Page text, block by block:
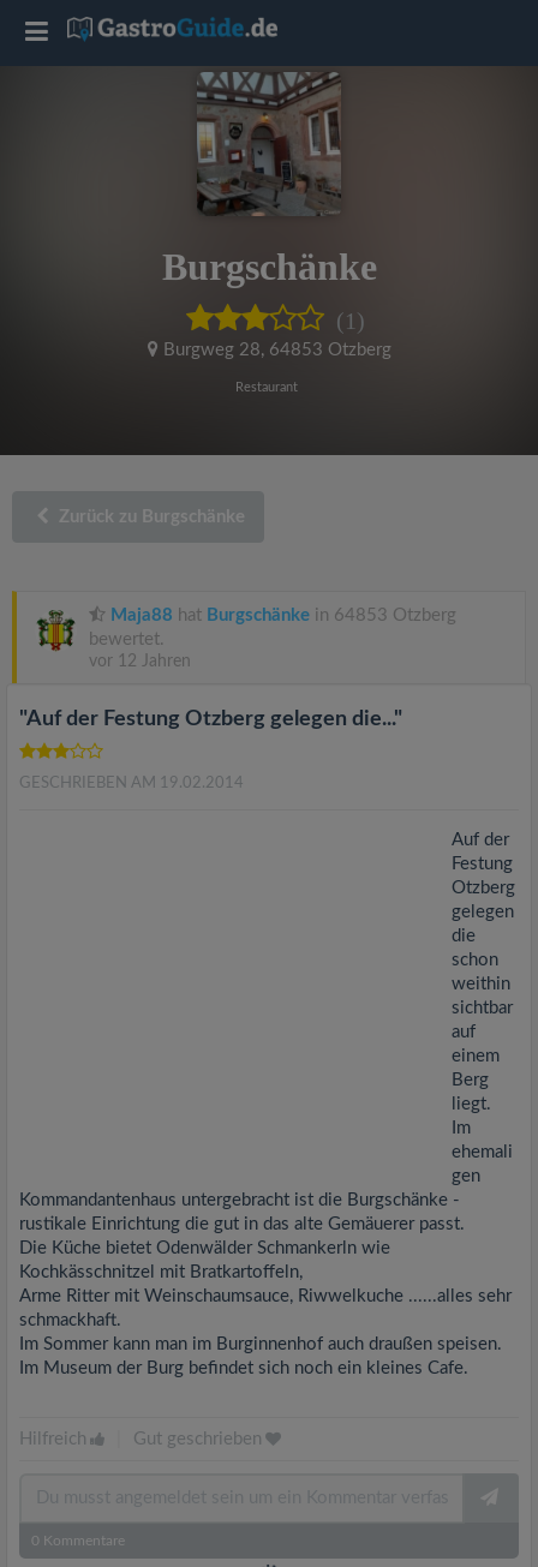
Burgschänke
(1)
Burgweg 28, 64853 Otzberg
Restaurant
Zurück zu Burgschänke
Maja88 hat Burgschänke in 64853 Otzberg
bewertet.
vor 12 Jahren
"Auf der Festung Otzberg gelegen die..."
GESCHRIEBEN AM 19.02.2014
Auf der
Festung
Otzberg
gelegen
die
schon
weithin
sichtbar
auf
einem
Berg
liegt.
Im
ehemali
gen
Kommandantenhaus untergebracht ist die Burgschänke -
rustikale Einrichtung die gut in das alte Gemäuerer passt.
Die Küche bietet Odenwälder Schmankerln wie
Kochkässchnitzel mit Bratkartoffeln,
Arme Ritter mit Weinschaumsauce, Riwwelkuche ......alles sehr
schmackhaft.
Im Sommer kann man im Burginnenhof auch draußen speisen.
Im Museum der Burg befindet sich noch ein kleines Cafe.
Hilfreich Gut geschrieben
0 Kommentare
T
a
t